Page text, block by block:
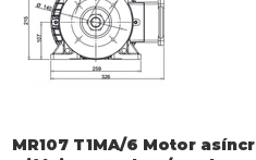
MR107 T1MA/6 Motor